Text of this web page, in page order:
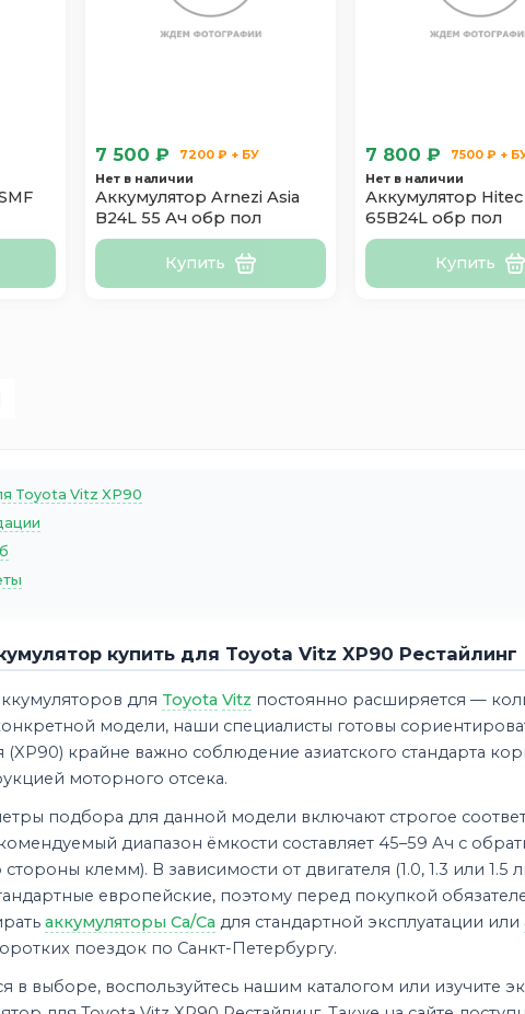
7 500 ₽
7200 ₽ + БУ
Нет в наличии
Аккумулятор Arnezi Asia
B24L 55 Ач обр пол
Купить
7 800 ₽
7500 ₽ +
Нет в наличии
Аккумулятор
65B24L обр пол
Купить
Toyota Vitz XP90
купить для Toyota Vitz XP90 Рестайлинг
для Toyota Vitz постоянно расширяется —
модели, наши специалисты готовы
крайне важно соблюдение азиатского стандарта
моторного отсека.
подбора для данной модели включают строгое
диапазон ёмкости составляет 45–59 Ач с
клемм). В зависимости от двигателя (1.0, 1.3 или 1.5
европейские, поэтому перед покупкой
аккумуляторы Ca/Caдля стандартной эксплуатации или
поездок по Санкт-Петербургу.
в выборе, воспользуйтесь нашим каталогом или изучите